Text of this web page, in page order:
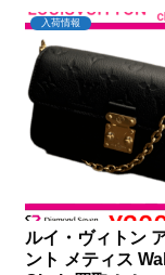
入荷情報
ルイ・ヴィトン
ント メティス